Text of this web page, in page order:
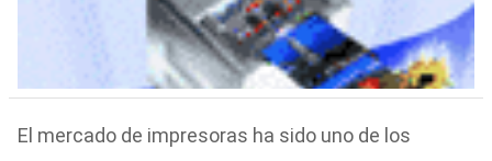
El mercado de impresoras ha sido uno de los